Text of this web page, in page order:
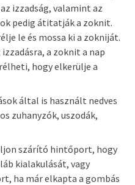
izzadság, valamint az
pedig átitatják a zoknit.
le és mossa ki a zokniját.
a zoknit a nap
hogy elkerülje a
által is használt nedves
zuhanyzók, uszodák,
szárító hintőport, hogy
kialakulását, vagy
ha már elkapta a gombás